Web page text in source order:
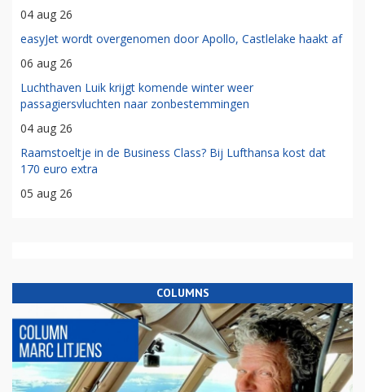
04 aug 26
easyJet wordt overgenomen door Apollo, Castlelake haakt af
06 aug 26
Luchthaven Luik krijgt komende winter weer
passagiersvluchten naar zonbestemmingen
04 aug 26
Raamstoeltje in de Business Class? Bij Lufthansa kost dat
170 euro extra
05 aug 26
COLUMNS